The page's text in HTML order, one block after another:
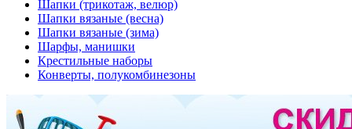
Шапки (трикотаж, велюр)
Шапки вязаные (весна)
Шапки вязаные (зима)
Шарфы, манишки
Крестильные наборы
Конверты, полукомбинезоны